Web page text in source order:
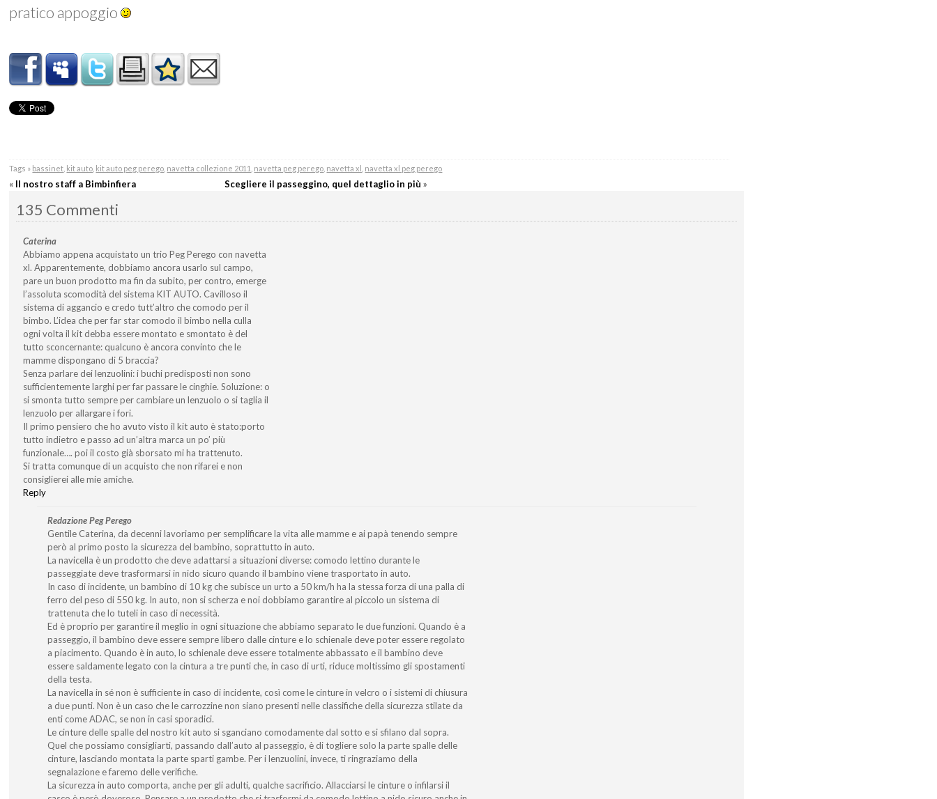
pratico appoggio
Tags » bassinet kit auto kit auto peg perego navetta collezione 2011 navetta peg perego navetta xl navetta xl peg perego
« Il nostro staff a Bimbinfiera Scegliere il passeggino, quel dettaglio in più »
135 Commenti
Caterina
Abbiamo appena acquistato un trio Peg Perego con navetta
xl. Apparentemente, dobbiamo ancora usarlo sul campo,
pare un buon prodotto ma fin da subito, per contro, emerge
l’assoluta scomodità del sistema KIT AUTO. Cavilloso il
sistema di aggancio e credo tutt’altro che comodo per il
bimbo. L’idea che per far star comodo il bimbo nella culla
ogni volta il kit debba essere montato e smontato è del
tutto sconcernante: qualcuno è ancora convinto che le
mamme dispongano di 5 braccia?
Senza parlare dei lenzuolini: i buchi predisposti non sono
sufficientemente larghi per far passare le cinghie. Soluzione: o
si smonta tutto sempre per cambiare un lenzuolo o si taglia il
lenzuolo per allargare i fori.
Il primo pensiero che ho avuto visto il kit auto è stato:porto
tutto indietro e passo ad un’altra marca un po’ più
funzionale…. poi il costo già sborsato mi ha trattenuto.
Si tratta comunque di un acquisto che non rifarei e non
consiglierei alle mie amiche.
Reply
Redazione Peg Perego
Gentile Caterina, da decenni lavoriamo per semplificare la vita alle mamme e ai papà tenendo sempre
però al primo posto la sicurezza del bambino, soprattutto in auto.
La navicella è un prodotto che deve adattarsi a situazioni diverse: comodo lettino durante le
passeggiate deve trasformarsi in nido sicuro quando il bambino viene trasportato in auto.
In caso di incidente, un bambino di 10 kg che subisce un urto a 50 km/h ha la stessa forza di una palla di
ferro del peso di 550 kg. In auto, non si scherza e noi dobbiamo garantire al piccolo un sistema di
trattenuta che lo tuteli in caso di necessità.
Ed è proprio per garantire il meglio in ogni situazione che abbiamo separato le due funzioni. Quando è a
passeggio, il bambino deve essere sempre libero dalle cinture e lo schienale deve poter essere regolato
a piacimento. Quando è in auto, lo schienale deve essere totalmente abbassato e il bambino deve
essere saldamente legato con la cintura a tre punti che, in caso di urti, riduce moltissimo gli spostamenti
della testa.
La navicella in sé non è sufficiente in caso di incidente, così come le cinture in velcro o i sistemi di chiusura
a due punti. Non è un caso che le carrozzine non siano presenti nelle classifiche della sicurezza stilate da
enti come ADAC, se non in casi sporadici.
Le cinture delle spalle del nostro kit auto si sganciano comodamente dal sotto e si sfilano dal sopra.
Quel che possiamo consigliarti, passando dall’auto al passeggio, è di togliere solo la parte spalle delle
cinture, lasciando montata la parte sparti gambe. Per i lenzuolini, invece, ti ringraziamo della
segnalazione e faremo delle verifiche.
La sicurezza in auto comporta, anche per gli adulti, qualche sacrificio. Allacciarsi le cinture o infilarsi il